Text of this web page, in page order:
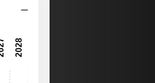
5.651
21,90